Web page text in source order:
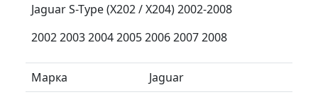
Jaguar S-Type (X202 / X204) 2002-2008
2002 2003 2004 2005 2006 2007 2008
Марка
Jaguar